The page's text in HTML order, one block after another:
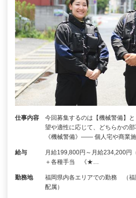
仕事内容
今回募集するのは【機械警備】
望や適性に応じて、どちらかの
《機械警備》―― 個人宅や商業
給与
月給199,800円～月給234,200円
＋各種手当 《★…
勤務地
福岡県内各エリアでの勤務 （福
配属）